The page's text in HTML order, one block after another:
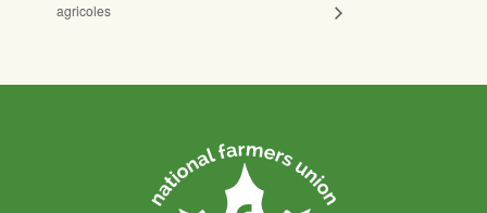
agricoles